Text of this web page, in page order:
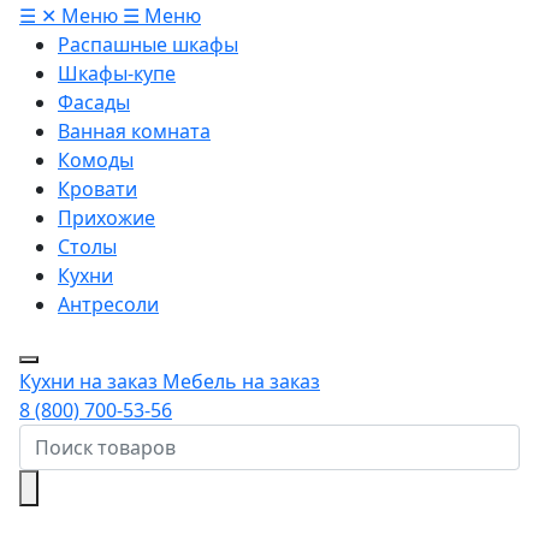
☰ ✕ Меню ☰ Меню
Распашные шкафы
Шкафы-купе
Фасады
Ванная комната
Комоды
Кровати
Прихожие
Столы
Кухни
Антресоли
Кухни на заказ Мебель на заказ
8 (800) 700-53-56